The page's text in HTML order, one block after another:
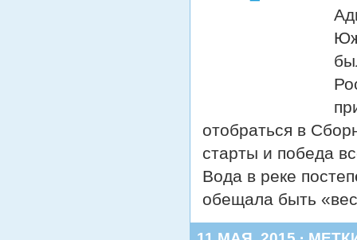
отобраться в
старты и победа
Вода в реке
обещала быть